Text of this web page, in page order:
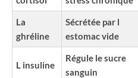
La
ghréline
Sécrétée par l
estomac vide
L insuline
Régule le sucre
sanguin